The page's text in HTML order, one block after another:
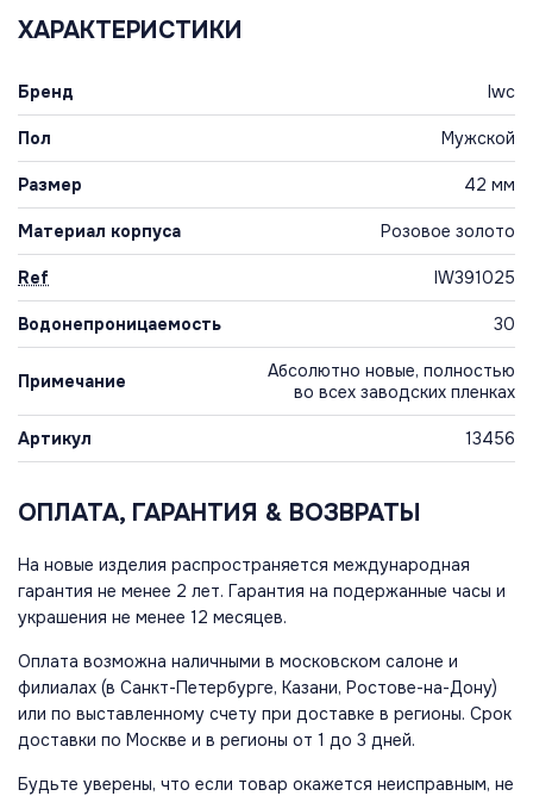
ХАРАКТЕРИСТИКИ
Бренд Iwc
Пол Мужской
Размер 42 мм
Материал корпуса Розовое золото
Ref IW391025
Водонепроницаемость 30
Примечание
Абсолютно новые, полностью
во всех заводских пленках
Артикул 13456
ОПЛАТА, ГАРАНТИЯ & ВОЗВРАТЫ
На новые изделия распространяется международная
гарантия не менее 2 лет. Гарантия на подержанные часы и
украшения не менее 12 месяцев.
Оплата возможна наличными в московском салоне и
филиалах (в Санкт-Петербурге, Казани, Ростове-на-Дону)
или по выставленному счету при доставке в регионы. Срок
доставки по Москве и в регионы от 1 до 3 дней.
Будьте уверены, что если товар окажется неисправным, не